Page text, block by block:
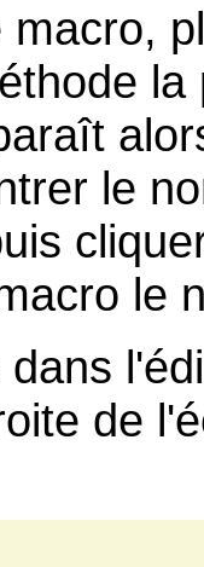
macro,
le
le
de